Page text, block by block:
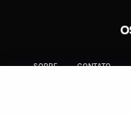
SOBRE CONTATO